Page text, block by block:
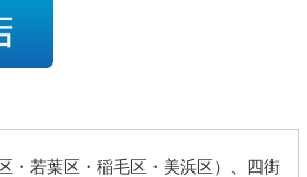
・若葉区・稲毛区・美浜区）、四街